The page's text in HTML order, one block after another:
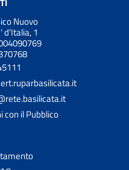
Nuovo
d'Italia, 1
con il Pubblico